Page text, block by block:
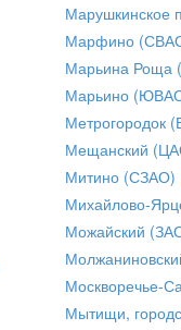
Марушкинское
Марфино
Марьина Роща
Марьино
Метрогородок
Мещанский
Митино (СЗАО)
Михайлово-
Можайский
Москворечье-
Мытищи,